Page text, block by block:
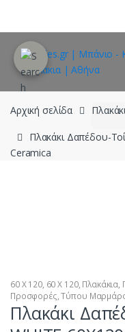
navigation
content
Αρχική σελίδα
Πλακάκι Δαπέδου-
Ceramica
60 X 120, 60 X 120, Πλακάκια,
Προσφορές,Τύπου
Πλακάκι